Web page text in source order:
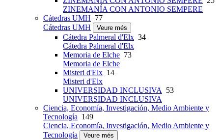
ZINEMANÍA CON ANTONIO SEMPERE
Cátedras UMH 77
Cátedras UMH
Veure més
Cátedra Palmeral d'Elx 34
Cátedra Palmeral d'Elx
Memoria de Elche 73
Memoria de Elche
Misteri d'Elx 14
Misteri d'Elx
UNIVERSIDAD INCLUSIVA 53
UNIVERSIDAD INCLUSIVA
Ciencia, Economía, Investigación, Medio Ambiente y
Tecnología 149
Ciencia, Economía, Investigación, Medio Ambiente y
Tecnología
Veure més